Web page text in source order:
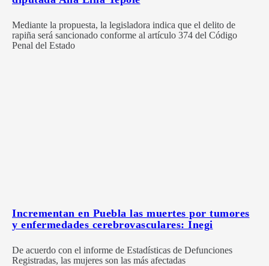
Mediante la propuesta, la legisladora indica que el delito de
rapiña será sancionado conforme al artículo 374 del Código
Penal del Estado
Incrementan en Puebla las muertes por tumores
y enfermedades cerebrovasculares: Inegi
De acuerdo con el informe de Estadísticas de Defunciones
Registradas, las mujeres son las más afectadas